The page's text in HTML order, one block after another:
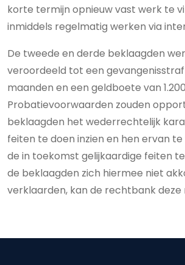
korte termijn opnieuw vast werk te
inmiddels regelmatig werken via
De tweede en derde beklaagden
veroordeeld tot een
maanden en een geldboete van
Probatievoorwaarden zouden
beklaagden het wederrechtelijk
feiten te doen inzien en hen ervan
de in toekomst gelijkaardige feiten
de beklaagden zich hiermee niet
verklaarden, kan de rechtbank deze